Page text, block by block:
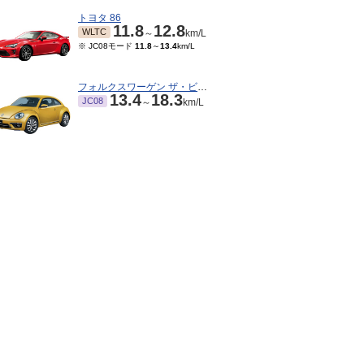
トヨタ 86
WLTC 11.8～ 12.8km/L
※ JC08モード 11.8～13.4km/L
フォルクスワーゲン ザ・ビートル
JC08 13.4～ 18.3km/L